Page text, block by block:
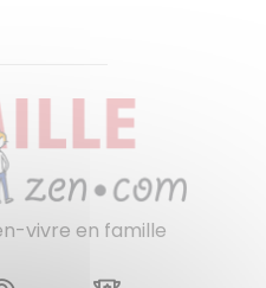
newsletter
vivre en famille